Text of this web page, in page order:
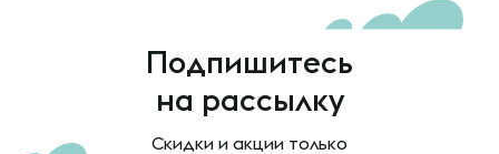
Подпишитесь
на рассылку
Скидки и акции только